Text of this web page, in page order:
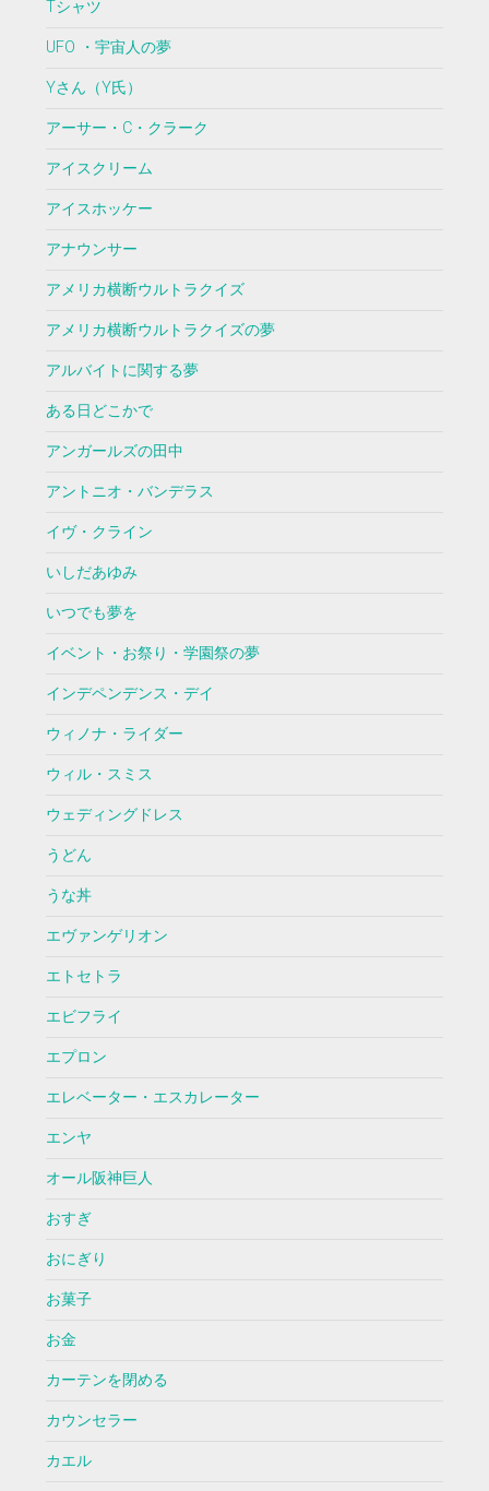
Tシャツ
UFO ・宇宙人の夢
Yさん（Y氏）
アーサー・C・クラーク
アイスクリーム
アイスホッケー
アナウンサー
アメリカ横断ウルトラクイズ
アメリカ横断ウルトラクイズの夢
アルバイトに関する夢
ある日どこかで
アンガールズの田中
アントニオ・バンデラス
イヴ・クライン
いしだあゆみ
いつでも夢を
イベント・お祭り・学園祭の夢
インデペンデンス・デイ
ウィノナ・ライダー
ウィル・スミス
ウェディングドレス
うどん
うな丼
エヴァンゲリオン
エトセトラ
エビフライ
エプロン
エレベーター・エスカレーター
エンヤ
オール阪神巨人
おすぎ
おにぎり
お菓子
お金
カーテンを閉める
カウンセラー
カエル